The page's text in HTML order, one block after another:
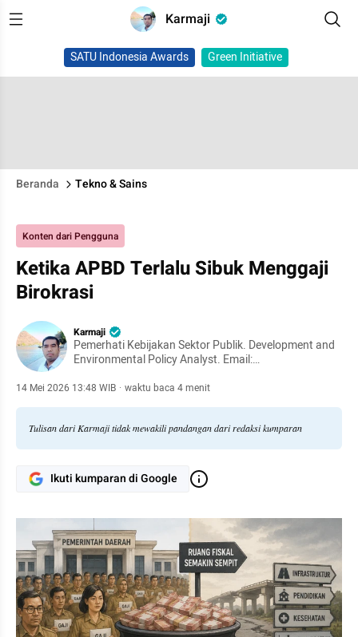
Karmaji
SATU Indonesia Awards Green Initiative
Beranda Tekno & Sains
Konten dari Pengguna
Ketika APBD Terlalu Sibuk Menggaji
Birokrasi
Karmaji
Pemerhati Kebijakan Sektor Publik. Development and
Environmental Policy Analyst. Email:
14 Mei 2026 13:48 WIB · waktu baca 4 menit
Tulisan dari Karmaji tidak mewakili pandangan dari redaksi kumparan
Ikuti kumparan di Google